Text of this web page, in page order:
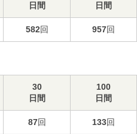
日間
日間
582回 957回
30
日間
100
日間
87回 133回